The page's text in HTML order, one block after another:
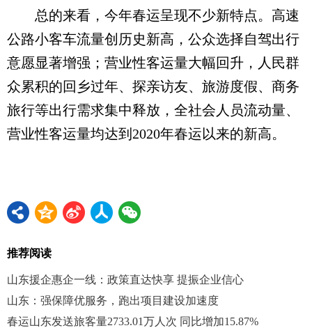
总的来看，今年春运呈现不少新特点。高速
公路小客车流量创历史新高，公众选择自驾出行
意愿显著增强；营业性客运量大幅回升，人民群
众累积的回乡过年、探亲访友、旅游度假、商务
旅行等出行需求集中释放，全社会人员流动量、
营业性客运量均达到2020年春运以来的新高。
推荐阅读
山东援企惠企一线：政策直达快享 提振企业信心
山东：强保障优服务，跑出项目建设加速度
春运山东发送旅客量2733.01万人次 同比增加15.87%